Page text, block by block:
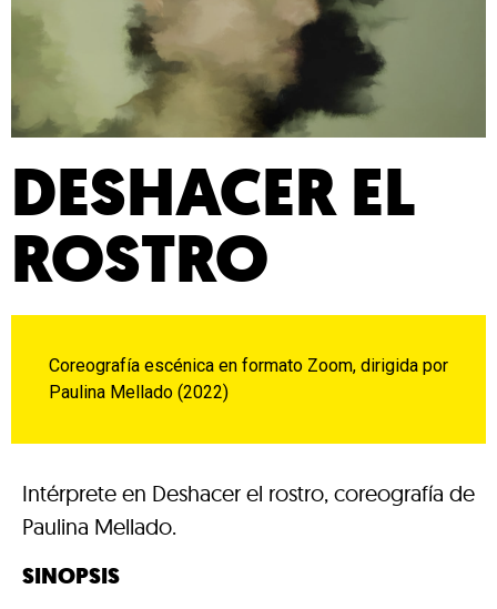
DESHACER EL
ROSTRO
Coreografía escénica en formato Zoom, dirigida por
Paulina Mellado (2022)
Intérprete en Deshacer el rostro, coreografía de
Paulina Mellado.
SINOPSIS